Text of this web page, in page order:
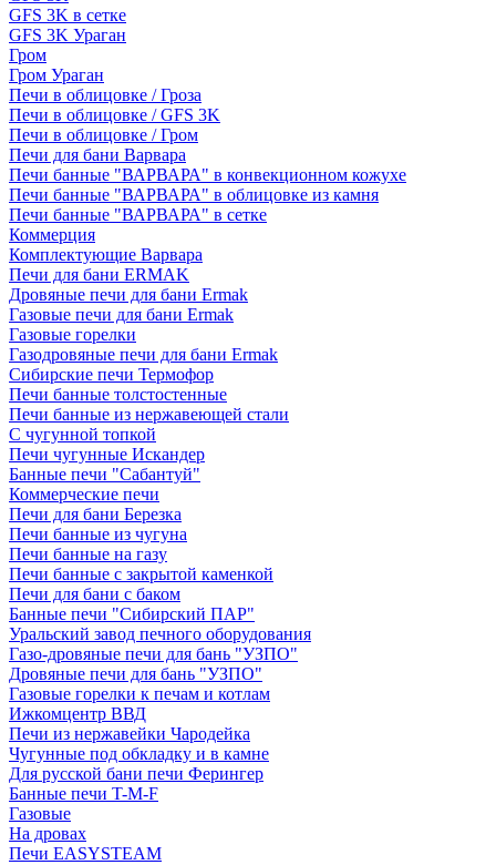
GFS 3K в сетке
GFS 3K Ураган
Гром
Гром Ураган
Печи в облицовке / Гроза
Печи в облицовке / GFS 3K
Печи в облицовке / Гром
Печи для бани Варвара
Печи банные "ВАРВАРА" в конвекционном кожухе
Печи банные "ВАРВАРА" в облицовке из камня
Печи банные "ВАРВАРА" в сетке
Коммерция
Комплектующие Варвара
Печи для бани ERMAK
Дровяные печи для бани Ermak
Газовые печи для бани Ermak
Газовые горелки
Газодровяные печи для бани Ermak
Сибирские печи Термофор
Печи банные толстостенные
Печи банные из нержавеющей стали
С чугунной топкой
Печи чугунные Искандер
Банные печи "Сабантуй"
Коммерческие печи
Печи для бани Березка
Печи банные из чугуна
Печи банные на газу
Печи банные с закрытой каменкой
Печи для бани с баком
Банные печи "Сибирский ПАР"
Уральский завод печного оборудования
Газо-дровяные печи для бань "УЗПО"
Дровяные печи для бань "УЗПО"
Газовые горелки к печам и котлам
Ижкомцентр ВВД
Печи из нержавейки Чародейка
Чугунные под обкладку и в камне
Для русской бани печи Ферингер
Банные печи T-M-F
Газовые
На дровах
Печи EASYSTEAM